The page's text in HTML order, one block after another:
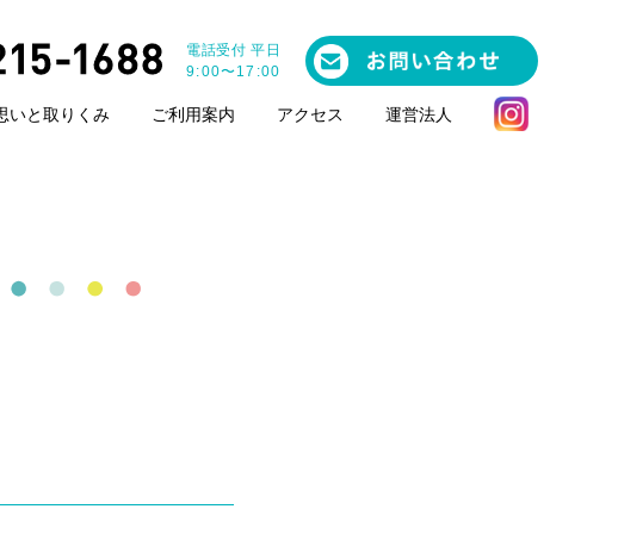
電話受付 平日
9:00〜17:00
いと取りくみ ご利用案内 アクセス 運営法人